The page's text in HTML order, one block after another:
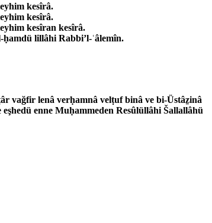
kesîrâ.
kesîrâ.
kesîran kesîrâ.
ḥamdü lillâhi Rabbi’l-ʿâlemîn.
vağfir lenâ verḥamnâ velṭuf binâ ve bi-Üstâẕinâ
enne Muḥammeden Resûlüllâhi Šallallâhü